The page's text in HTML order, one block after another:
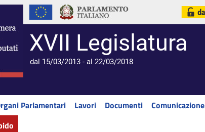
XVII Legislatura
dal 15/03/2013 - al 22/03/2018
Parlamentari Lavori Documenti Comunicazione